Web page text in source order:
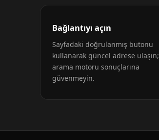
Bağlantıyı açın
Sayfadaki doğrulanmış butonu
kullanarak güncel adrese ulaşın;
arama motoru sonuçlarına
güvenmeyin.